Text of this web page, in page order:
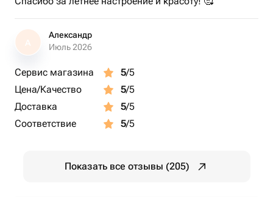
А
Александр
Июль 2026
Сервис магазина 5/5
Цена/Качество
5/5
Доставка
5/5
Соответствие
5/5
Показать все отзывы (205)